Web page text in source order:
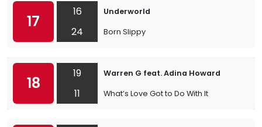
17
16
24
Underworld
Born Slippy
18
19
11
Warren G feat. Adina Howard
What’s Love Got to Do With It